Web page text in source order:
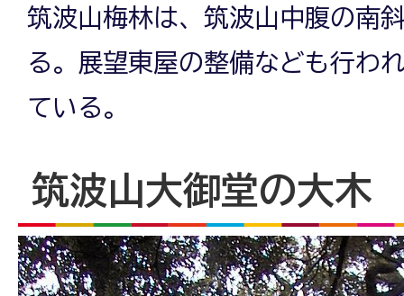
筑波山梅林は、筑波山中腹の南
る。展望東屋の整備なども行わ
ている。
筑波山大御堂の大木